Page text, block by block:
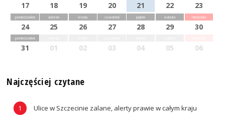
17 18 19 20 21 22 23
poniedziałek
24
wtorek
25
środa
26
czwartek
27
piątek
28
sobota
29
niedziela
30
poniedziałek
31 01 02 03 04 05 06
Najczęściej czytane
Ulice w Szczecinie zalane, alerty prawie w całym kraju